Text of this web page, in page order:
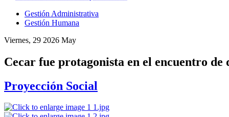
Gestión Administrativa
Gestión Humana
Viernes, 29 2026 May
Cecar fue protagonista en el encuentro
Proyección Social